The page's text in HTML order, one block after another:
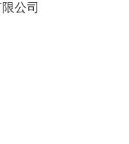
公司